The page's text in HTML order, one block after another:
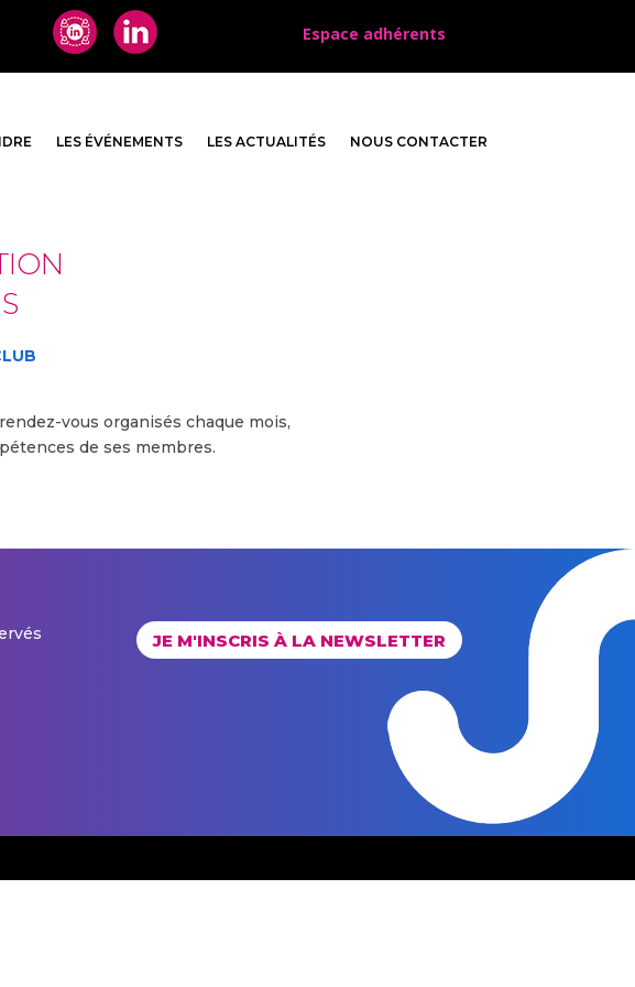
Espace adhérents
LES ÉVÉNEMENTS LES ACTUALITÉS NOUS CONTACTER
vous organisés chaque mois,
de ses membres.
JE M'INSCRIS À LA NEWSLETTER